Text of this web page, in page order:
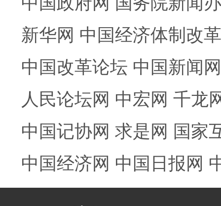
新华网 中国经济体制改
中国改革论坛 中国新闻网
人民论坛网 中宏网 千龙
中国记协网 求是网 国家
中国经济网 中国日报网